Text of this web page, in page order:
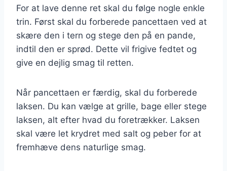
For at lave denne ret skal du følge nogle enkle
trin. Først skal du forberede pancettaen ved at
skære den i tern og stege den på en pande,
indtil den er sprød. Dette vil frigive fedtet og
give en dejlig smag til retten.
Når pancettaen er færdig, skal du forberede
laksen. Du kan vælge at grille, bage eller stege
laksen, alt efter hvad du foretrækker. Laksen
skal være let krydret med salt og peber for at
fremhæve dens naturlige smag.